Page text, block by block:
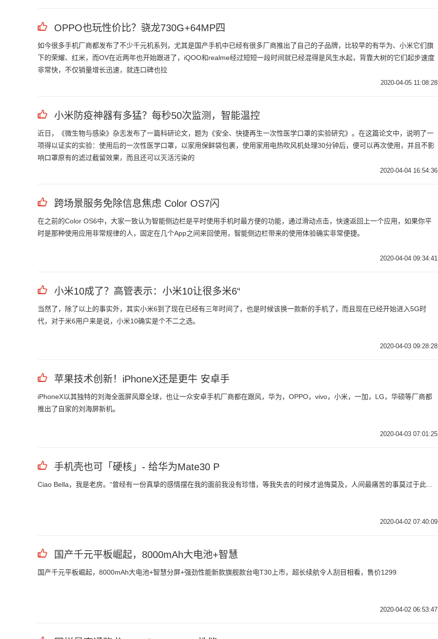
OPPO也玩性价比？骁龙730G+64MP四
如今很多手机厂商都发布了不少千元机系列，尤其是国产手机中已经有很多厂商推出了自己的子品牌，比较早的有华为、小米它们旗
下的荣耀、红米，而OV在近两年也开始跟进了，iQOO和realme经过短短一段时间就已经混得是风生水起，背靠大树的它们起步速度
非常快，不仅销量增长迅速，就连口碑也拉
2020-04-05 11:08:28
小米防疫神器有多猛？每秒50次监测，智能温控
近日，《微生物与感染》杂志发布了一篇科研论文，题为《安全、快捷再生一次性医学口罩的实验研究》。在这篇论文中，说明了一
项得以证实的实验：使用后的一次性医学口罩，以家用保鲜袋包裹，使用家用电热吹风机处理30分钟后，便可以再次使用，并且不影
响口罩原有的滤过截留效果，而且还可以灭活污染的
2020-04-04 16:54:36
跨场景服务免除信息焦虑 Color OS7闪
在之前的Color OS6中，大家一致认为智能侧边栏是平时使用手机时最方便的功能，通过滑动点击，快速返回上一个应用，如果你平
时是那种使用应用非常规律的人，固定在几个App之间来回使用，智能侧边栏带来的使用体验确实非常便捷。
2020-04-04 09:34:41
小米10成了？高管表示：小米10让很多米6“
当然了，除了以上的事实外，其实小米6到了现在已经有三年时间了，也是时候该换一款新的手机了，而且现在已经开始进入5G时
代，对于米6用户来是说，小米10确实是个不二之选。
2020-04-03 09:28:28
苹果技术创新！iPhoneX还是更牛 安卓手
iPhoneX以其独特的刘海全面屏风靡全球，也让一众安卓手机厂商都在跟风，华为，OPPO，vivo，小米，一加，LG，华硕等厂商都
推出了自家的刘海屏新机。
2020-04-03 07:01:25
手机壳也可「硬核」- 给华为Mate30 P
Ciao Bella，我是老房。“曾经有一份真挚的感情摆在我的面前我没有珍惜，等我失去的时候才追悔莫及，人间最痛苦的事莫过于此...
2020-04-02 07:40:09
国产千元平板崛起，8000mAh大电池+智慧
国产千元平板崛起，8000mAh大电池+智慧分屏+强劲性能新款旗舰款台电T30上市，超长续航令人刮目相看，售价1299
2020-04-02 06:53:47